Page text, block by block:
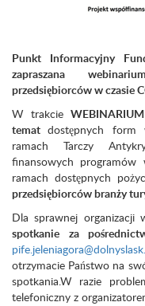
Punkt Informacyjny
zapraszana
przedsiębiorców w czasie
W trakcie WEBINARIUM
tematdostępnych form
ramach Tarczy
finansowych
ramach dostępnych
przedsiębiorców branży
Dla sprawnej organizacji
spotkanie za
otrzymacie Państwo na
spotkania.W razie
telefoniczny z